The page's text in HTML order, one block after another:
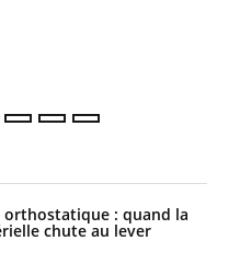
: quand la
chute au lever